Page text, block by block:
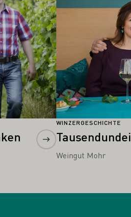
WINZERGESCHICHTE
Weingut Mohr